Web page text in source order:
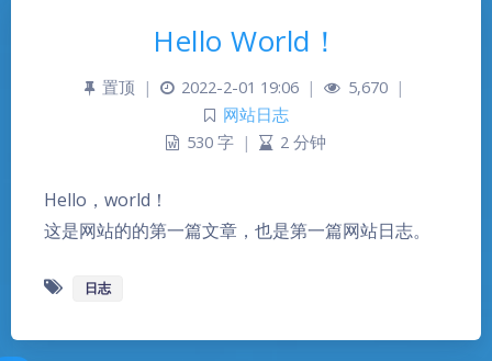
Hello World！
置顶 | 2022-2-01 19:06 | 5,670
|
网站日志
530 字 | 2 分钟
Hello，world！
这是网站的的第一篇文章，也是第一篇网站日志。
日志